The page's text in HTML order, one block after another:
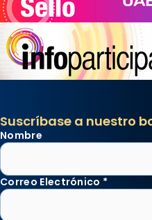
Suscríbase a nuestro
Nombre
Correo Electrónico *